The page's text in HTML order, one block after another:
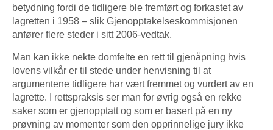
betydning fordi de tidligere ble fremført og forkastet av
lagretten i 1958 – slik Gjenopptakelseskommisjonen
anfører flere steder i sitt 2006-vedtak.
Man kan ikke nekte domfelte en rett til gjenåpning hvis
lovens vilkår er til stede under henvisning til at
argumentene tidligere har vært fremmet og vurdert av en
lagrette. I rettspraksis ser man for øvrig også en rekke
saker som er gjenopptatt og som er basert på en ny
prøvning av momenter som den opprinnelige jury ikke